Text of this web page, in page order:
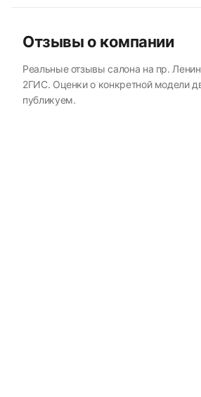
Отзывы о компании
Реальные отзывы салона на пр.
2ГИС. Оценки о конкретной модели
публикуем.